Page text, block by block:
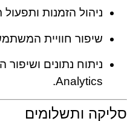
ניהול הזמנות
שיפור חוויית
Analytics.
סליקה ותשלומים